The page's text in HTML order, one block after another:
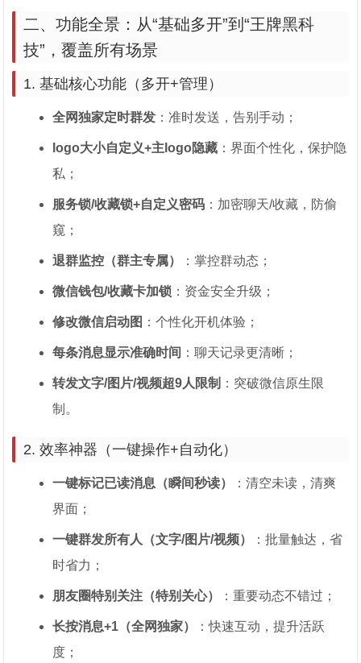
二、功能全景：从“基础多开”到“王牌黑科
技”，覆盖所有场景
1. 基础核心功能（多开+管理）
全网独家定时群发 ：准时发送，告别手动；
logo大小自定义+主logo隐藏 ：界面个性化，保护隐
私；
服务锁/收藏锁+自定义密码 ：加密聊天/收藏，防偷
窥；
退群监控（群主专属） ：掌控群动态；
微信钱包/收藏卡加锁 ：资金安全升级；
修改微信启动图 ：个性化开机体验；
每条消息显示准确时间 ：聊天记录更清晰；
转发文字/图片/视频超9人限制 ：突破微信原生限
制。
2. 效率神器（一键操作+自动化）
一键标记已读消息（瞬间秒读）
：清空未读，清爽
界面；
一键群发所有人（文字/图片/视频）
：批量触达，省
时省力；
朋友圈特别关注（特别关心） ：重要动态不错过；
长按消息+1（全网独家）
：快速互动，提升活跃
度；